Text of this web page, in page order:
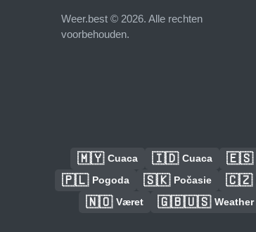
Weer.best © 2026. Alle rechten
voorbehouden.
🇲🇾 Cuaca 🇮🇩 Cuaca 🇪🇸
🇵🇱 Pogoda 🇸🇰 Počasie 🇨🇿
🇳🇴 Været 🇬🇧🇺🇸 Weather